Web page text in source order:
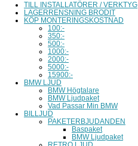
TILL INSTALLATÖRER / VERKTYG
LAGERRENSNING BRODIT
KÖP MONTERINGSKOSTNAD
100:-
350:-
500:-
1000:-
2000:-
5000:-
15900:-
BMW LJUD
BMW Högtalare
BMW Ljudpaket
Vad Passar Min BMW
BILLJUD
PAKETERBJUDANDEN
Baspaket
BMW Ljudpaket